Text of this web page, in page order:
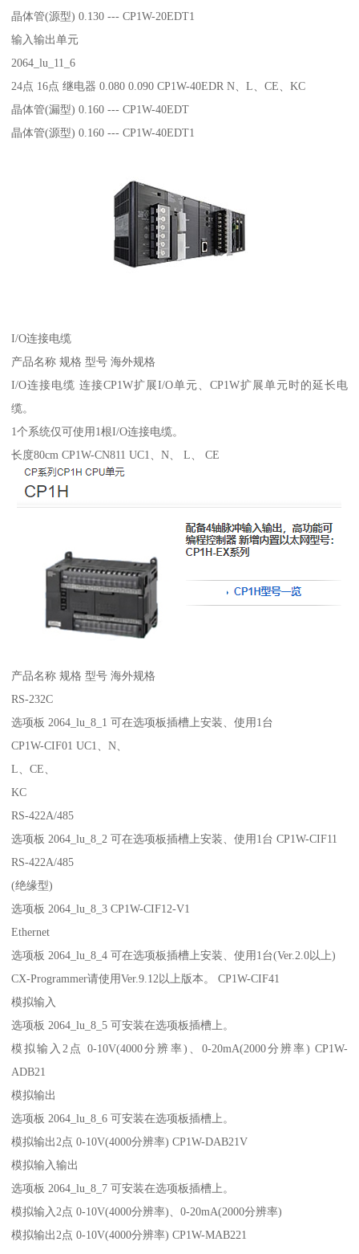
晶体管(源型) 0.130 --- CP1W-20EDT1
输入输出单元
2064_lu_11_6
24点 16点 继电器 0.080 0.090 CP1W-40EDR N、L、CE、KC
晶体管(漏型) 0.160 --- CP1W-40EDT
晶体管(源型) 0.160 --- CP1W-40EDT1
I/O连接电缆
产品名称 规格 型号 海外规格
I/O连接电缆 连接CP1W扩展I/O单元、CP1W扩展单元时的延长电
缆。
1个系统仅可使用1根I/O连接电缆。
长度80cm CP1W-CN811 UC1、N、 L、 CE
产品名称 规格 型号 海外规格
RS-232C
选项板 2064_lu_8_1 可在选项板插槽上安装、使用1台
CP1W-CIF01 UC1、N、
L、CE、
KC
RS-422A/485
选项板 2064_lu_8_2 可在选项板插槽上安装、使用1台 CP1W-CIF11
RS-422A/485
(绝缘型)
选项板 2064_lu_8_3 CP1W-CIF12-V1
Ethernet
选项板 2064_lu_8_4 可在选项板插槽上安装、使用1台(Ver.2.0以上)
CX-Programmer请使用Ver.9.12以上版本。 CP1W-CIF41
模拟输入
选项板 2064_lu_8_5 可安装在选项板插槽上。
模拟输入2点 0-10V(4000分辨率)、0-20mA(2000分辨率) CP1W-
ADB21
模拟输出
选项板 2064_lu_8_6 可安装在选项板插槽上。
模拟输出2点 0-10V(4000分辨率) CP1W-DAB21V
模拟输入输出
选项板 2064_lu_8_7 可安装在选项板插槽上。
模拟输入2点 0-10V(4000分辨率)、0-20mA(2000分辨率)
模拟输出2点 0-10V(4000分辨率) CP1W-MAB221